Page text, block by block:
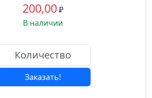
200,00₽
В наличии
Заказать!